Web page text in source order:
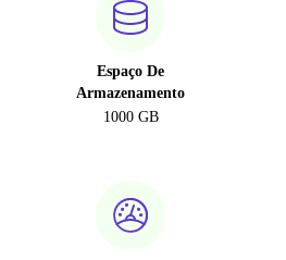
Espaço De
Armazenamento
1000 GB